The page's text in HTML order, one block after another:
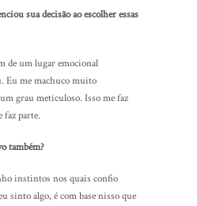
sua decisão ao escolher essas
de um lugar emocional
Eu me machuco muito
grau meticuloso. Isso me faz
faz parte.
também?
instintos nos quais confio
sinto algo, é com base nisso que